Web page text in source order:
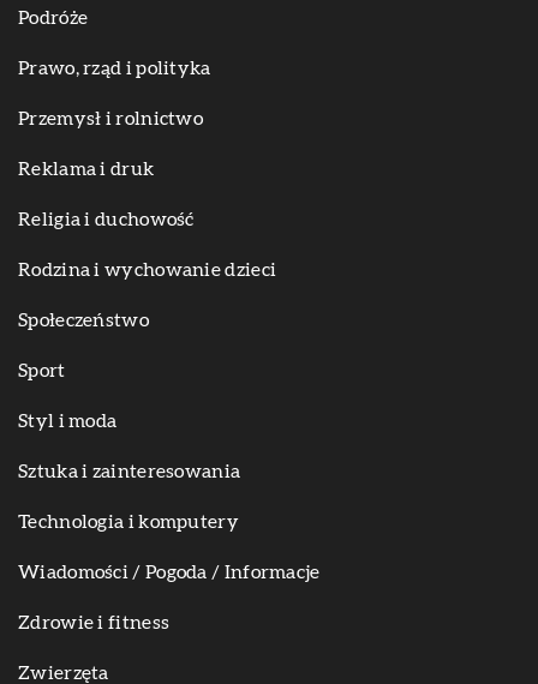
Podróże
Prawo, rząd i polityka
Przemysł i rolnictwo
Reklama i druk
Religia i duchowość
Rodzina i wychowanie dzieci
Społeczeństwo
Sport
Styl i moda
Sztuka i zainteresowania
Technologia i komputery
Wiadomości / Pogoda / Informacje
Zdrowie i fitness
Zwierzęta